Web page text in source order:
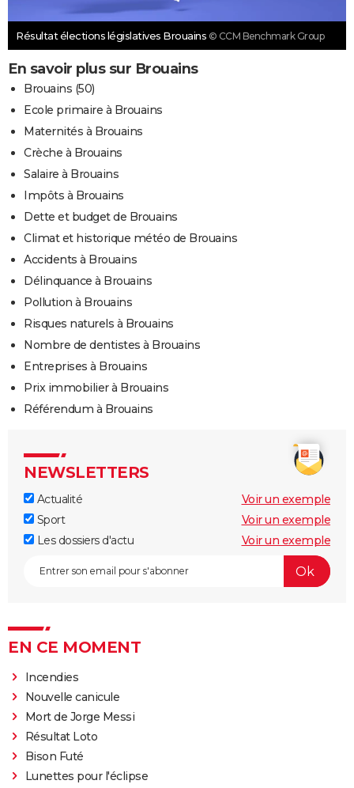
Résultat élections législatives Brouains © CCM Benchmark Group
En savoir plus sur Brouains
Brouains (50)
Ecole primaire à Brouains
Maternités à Brouains
Crèche à Brouains
Salaire à Brouains
Impôts à Brouains
Dette et budget de Brouains
Climat et historique météo de Brouains
Accidents à Brouains
Délinquance à Brouains
Pollution à Brouains
Risques naturels à Brouains
Nombre de dentistes à Brouains
Entreprises à Brouains
Prix immobilier à Brouains
Référendum à Brouains
NEWSLETTERS
Actualité
Voir un exemple
Sport
Voir un exemple
Les dossiers d'actu
Voir un exemple
EN CE MOMENT
Incendies
Nouvelle canicule
Mort de Jorge Messi
Résultat Loto
Bison Futé
Lunettes pour l'éclipse